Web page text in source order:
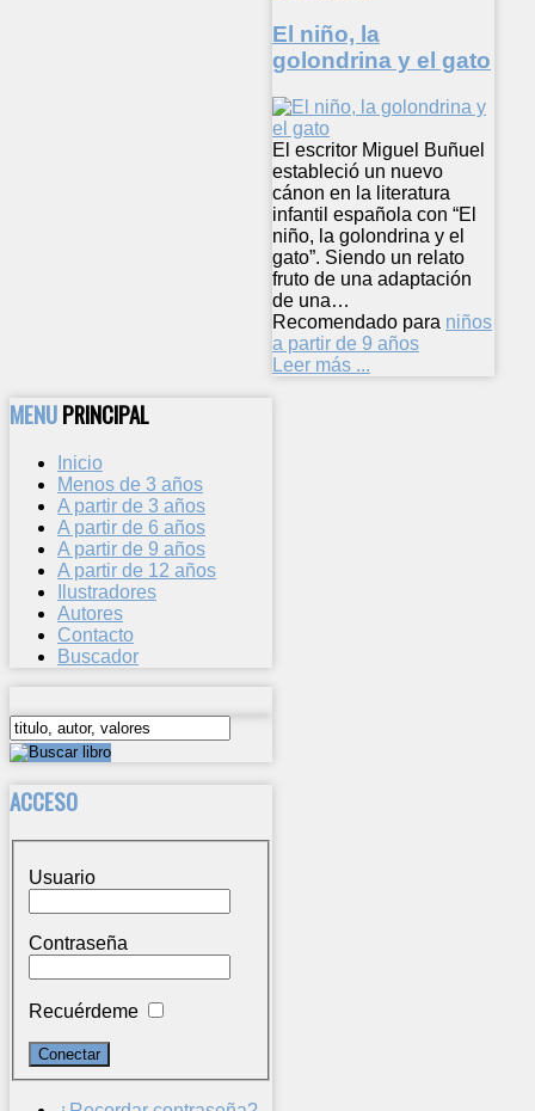
El niño, la
golondrina y el gato
El escritor Miguel Buñuel
estableció un nuevo
cánon en la literatura
infantil española con “El
niño, la golondrina y el
gato”. Siendo un relato
fruto de una adaptación
de una…
Recomendado para niños
a partir de 9 años
Leer más ...
MENUPRINCIPAL
Inicio
Menos de 3 años
A partir de 3 años
A partir de 6 años
A partir de 9 años
A partir de 12 años
Ilustradores
Autores
Contacto
Buscador
ACCESO
Usuario
Contraseña
Recuérdeme